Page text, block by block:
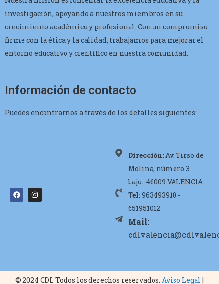
investigación, apoyando a nuestros miembros en su
crecimiento académico y profesional. Con un compromiso
firme con la ética y la calidad, trabajamos para mejorar el
entorno educativo y científico en nuestra comunidad.
Información de contacto
Puedes encontrarnos a través de los detalles siguientes:
Dirección:Av. Tirso de
Molina, número 3
bajo.-46009 VALENCIA
Tel:963493910 -
651951012
Mail:
© 2024 CDL Todos los derechos reservados. Aviso Legal |